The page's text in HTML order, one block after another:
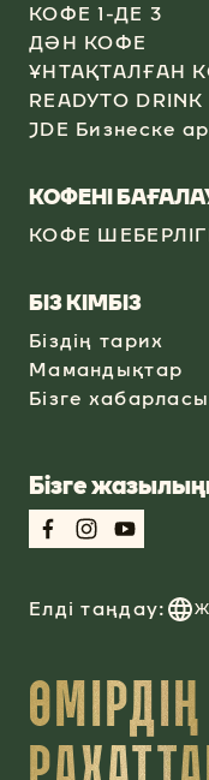
КОФЕ 1-ДЕ 3
ДӘН КОФЕ
ҰНТАҚТАЛҒАН
READYTO DRINK
JDE Бизнеске
КОФЕНІ
КОФЕ
БІЗ КІМБІЗ
Біздің тарих
Мамандықтар
Бізге
Бізге
Елді таңдау: